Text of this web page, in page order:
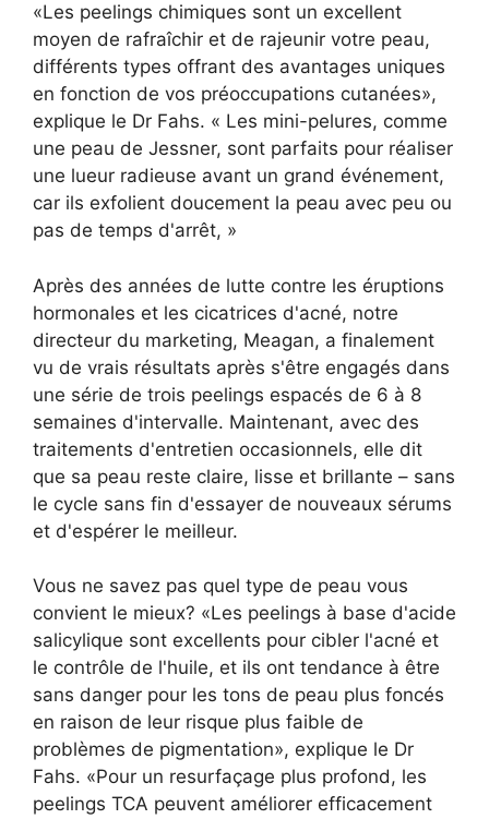
«Les peelings chimiques sont un excellent
moyen de rafraîchir et de rajeunir votre peau,
différents types offrant des avantages uniques
en fonction de vos préoccupations cutanées»,
explique le Dr Fahs. « Les mini-pelures, comme
une peau de Jessner, sont parfaits pour réaliser
une lueur radieuse avant un grand événement,
car ils exfolient doucement la peau avec peu ou
pas de temps d'arrêt, »
Après des années de lutte contre les éruptions
hormonales et les cicatrices d'acné, notre
directeur du marketing, Meagan, a finalement
vu de vrais résultats après s'être engagés dans
une série de trois peelings espacés de 6 à 8
semaines d'intervalle. Maintenant, avec des
traitements d'entretien occasionnels, elle dit
que sa peau reste claire, lisse et brillante – sans
le cycle sans fin d'essayer de nouveaux sérums
et d'espérer le meilleur.
Vous ne savez pas quel type de peau vous
convient le mieux? «Les peelings à base d'acide
salicylique sont excellents pour cibler l'acné et
le contrôle de l'huile, et ils ont tendance à être
sans danger pour les tons de peau plus foncés
en raison de leur risque plus faible de
problèmes de pigmentation», explique le Dr
Fahs. «Pour un resurfaçage plus profond, les
peelings TCA peuvent améliorer efficacement